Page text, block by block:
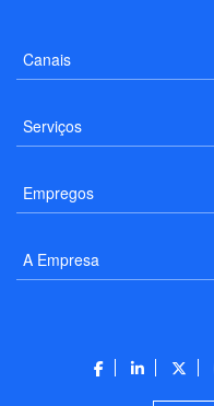
Canais
Serviços
Empregos
A Empresa